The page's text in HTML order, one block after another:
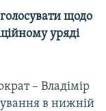
щодо
уряді
– Владімір
в нижній